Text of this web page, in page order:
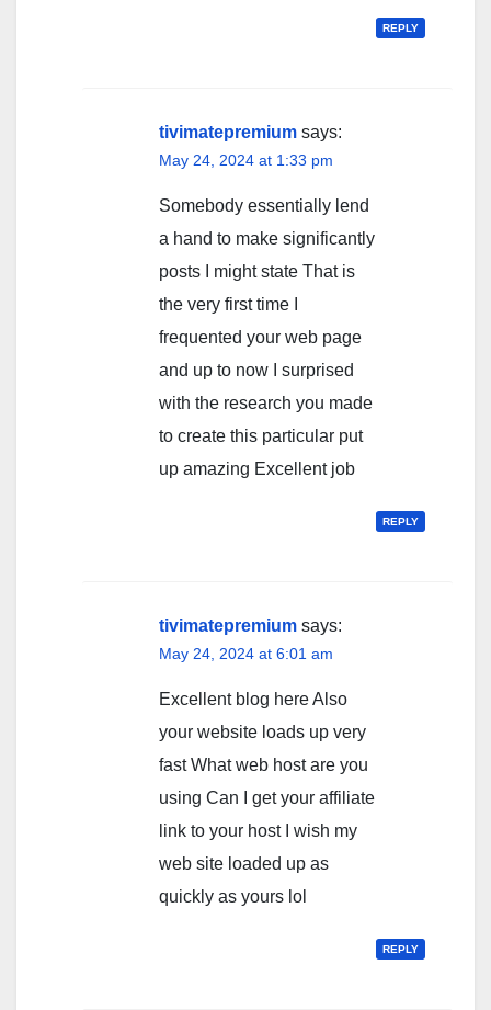
REPLY
tivimatepremium says:
May 24, 2024 at 1:33 pm
Somebody essentially lend
a hand to make significantly
posts I might state That is
the very first time I
frequented your web page
and up to now I surprised
with the research you made
to create this particular put
up amazing Excellent job
REPLY
tivimatepremium says:
May 24, 2024 at 6:01 am
Excellent blog here Also
your website loads up very
fast What web host are you
using Can I get your affiliate
link to your host I wish my
web site loaded up as
quickly as yours lol
REPLY